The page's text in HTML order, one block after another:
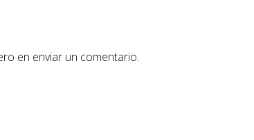
en enviar un comentario.